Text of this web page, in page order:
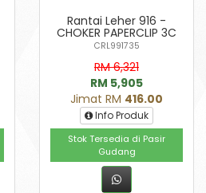
Rantai Leher 916 -
CHOKER PAPERCLIP 3C
CRL991735
RM 6,321
RM 5,905
Jimat RM 416.00
Info Produk
Stok Tersedia di Pasir
Gudang